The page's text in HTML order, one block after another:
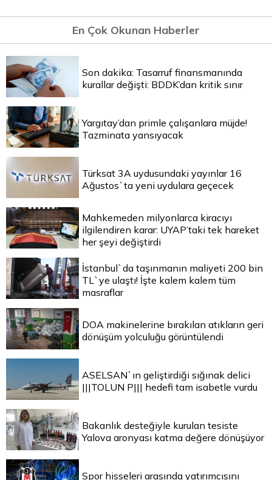
En Çok Okunan Haberler
Son dakika: Tasarruf finansmanında
kurallar değişti: BDDK’dan kritik sınır
Yargıtay’dan primle çalışanlara müjde!
Tazminata yansıyacak
Türksat 3A uydusundaki yayınlar 16
Ağustos`ta yeni uydulara geçecek
Mahkemeden milyonlarca kiracıyı
ilgilendiren karar: UYAP’taki tek hareket
her şeyi değiştirdi
İstanbul`da taşınmanın maliyeti 200 bin
TL`ye ulaştı! İşte kalem kalem tüm
masraflar
DOA makinelerine bırakılan atıkların geri
dönüşüm yolculuğu görüntülendi
ASELSAN`ın geliştirdiği sığınak delici
|||TOLUN P||| hedefi tam isabetle vurdu
Bakanlık desteğiyle kurulan tesiste
Yalova aronyası katma değere dönüşüyor
Spor hisseleri arasında yatırımcısını